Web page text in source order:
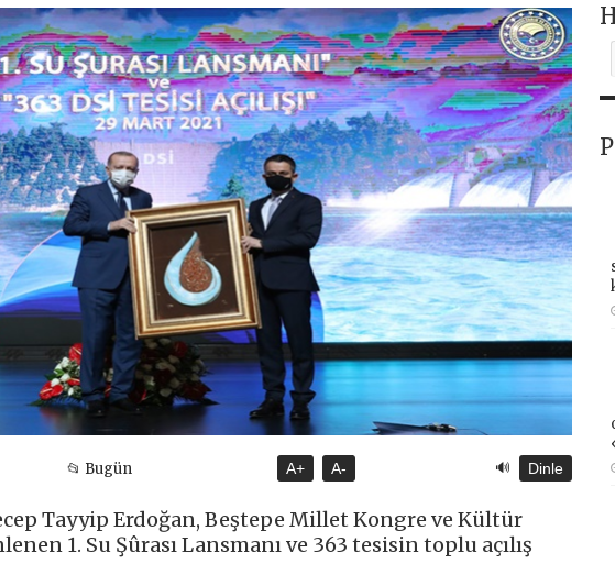
📂 Bugün A+ A- 🔊 Dinle
Tayyip Erdoğan, Beştepe Millet Kongre ve Kültür
1. Su Şûrası Lansmanı ve 363 tesisin toplu açılış